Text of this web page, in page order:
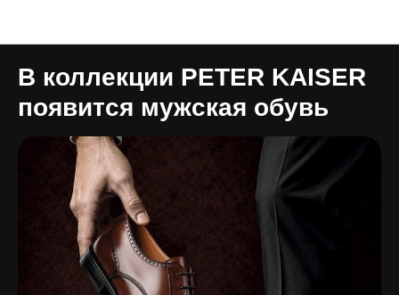
В коллекции PETER KAISER
появится мужская обувь